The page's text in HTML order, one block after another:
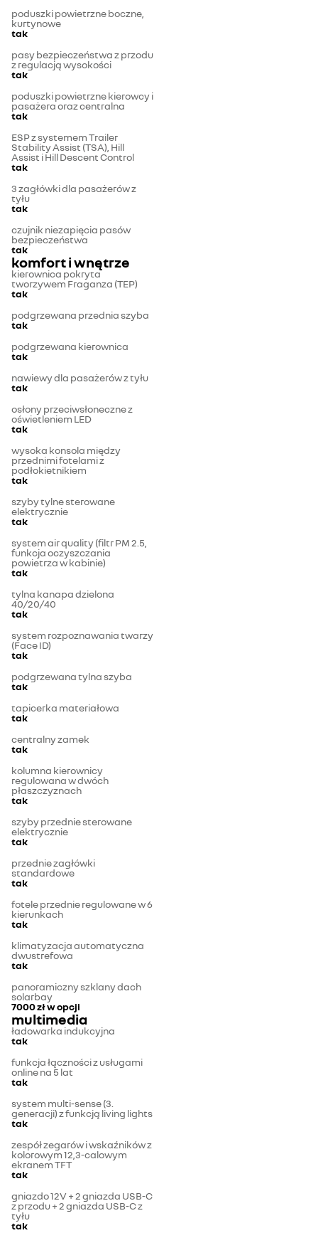
poduszki powietrzne boczne,
kurtynowe
tak
pasy bezpieczeństwa z przodu
z regulacją wysokości
tak
poduszki powietrzne kierowcy i
pasażera oraz centralna
tak
ESP z systemem Trailer
Stability Assist (TSA), Hill
Assist i Hill Descent Control
tak
3 zagłówki dla pasażerów z
tyłu
tak
czujnik niezapięcia pasów
bezpieczeństwa
tak
komfort i wnętrze
kierownica pokryta
tworzywem Fraganza (TEP)
tak
podgrzewana przednia szyba
tak
podgrzewana kierownica
tak
nawiewy dla pasażerów z tyłu
tak
osłony przeciwsłoneczne z
oświetleniem LED
tak
wysoka konsola między
przednimi fotelami z
podłokietnikiem
tak
szyby tylne sterowane
elektrycznie
tak
system air quality (filtr PM 2.5,
funkcja oczyszczania
powietrza w kabinie)
tak
tylna kanapa dzielona
40/20/40
tak
system rozpoznawania twarzy
(Face ID)
tak
podgrzewana tylna szyba
tak
tapicerka materiałowa
tak
centralny zamek
tak
kolumna kierownicy
regulowana w dwóch
płaszczyznach
tak
szyby przednie sterowane
elektrycznie
tak
przednie zagłówki
standardowe
tak
fotele przednie regulowane w 6
kierunkach
tak
klimatyzacja automatyczna
dwustrefowa
tak
panoramiczny szklany dach
solarbay
7000 złw opcji
multimedia
ładowarka indukcyjna
tak
funkcja łączności z usługami
online na 5 lat
tak
system multi-sense (3.
generacji) z funkcją living lights
tak
zespół zegarów i wskaźników z
kolorowym 12,3-calowym
ekranem TFT
tak
gniazdo 12V + 2 gniazda USB-C
z przodu + 2 gniazda USB-C z
tyłu
tak